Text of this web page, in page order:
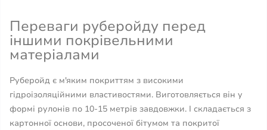
Переваги руберойду перед
іншими покрівельними
матеріалами
Руберойд є м'яким покриттям з високими
гідроізоляційними властивостями. Виготовляється він у
формі рулонів по 10-15 метрів завдовжки. І складається з
картонної основи, просоченої бітумом та покритої